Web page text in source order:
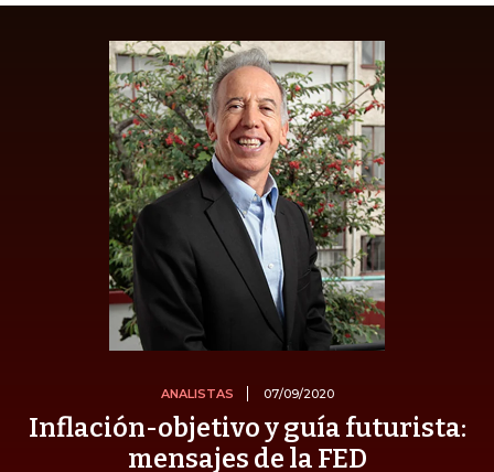
ANALISTAS 07/09/2020
Inflación-objetivo y guía futurista:
mensajes de la FED